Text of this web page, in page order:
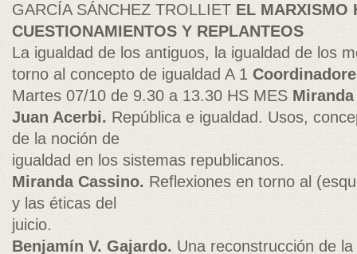
GARCÍA SÁNCHEZ TROLLIET EL MARXISMO
CUESTIONAMIENTOS Y REPLANTEOS
La igualdad de los antiguos, la igualdad de los
torno al concepto de igualdad A 1
Martes 07/10 de 9.30 a 13.30 HS MES
Juan Acerbi. República e igualdad. Usos,
de la noción de
igualdad en los sistemas republicanos.
Miranda Cassino. Reflexiones en torno al
y las éticas del
juicio.
Benjamín V. Gajardo. Una reconstrucción de